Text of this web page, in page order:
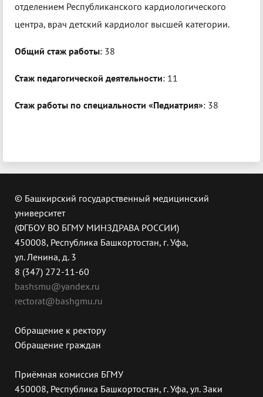
отделением Республиканского кардиологического
центра, врач детский кардиолог высшей категории.
Общий стаж работы: 38
Стаж педагогической деятельности: 11
Стаж работы по специальности «Педиатрия»: 38
© Башкирский государственный медицинский
университет
(ФГБОУ ВО БГМУ МИНЗДРАВА РОССИИ)
450008, Республика Башкортостан, г. Уфа,
ул. Ленина, д. 3
8 (347) 272-11-60
bashsmu@yandex.ru
rectorat@bashgmu.ru
Обращение к ректору
Обращение граждан
Приёмная комиссия БГМУ
450008, Республика Башкортостан, г. Уфа, ул. Заки